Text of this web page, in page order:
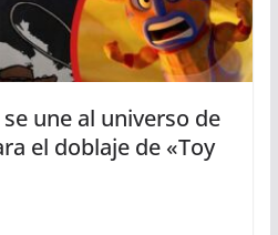
une al universo de
el doblaje de «Toy